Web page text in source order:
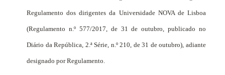
Regulamento dos dirigentes da Universidade NOVA de Lisboa
(Regulamento n.º 577/2017, de 31 de outubro, publicado no
Diário da República, 2.ª Série, n.º 210, de 31 de outubro), adiante
designado por Regulamento.